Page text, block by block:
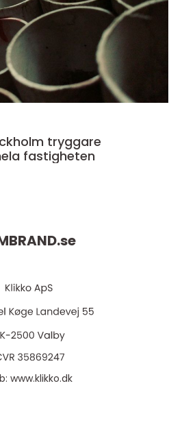
tryggare
fastigheten
se
www.klikko.dk